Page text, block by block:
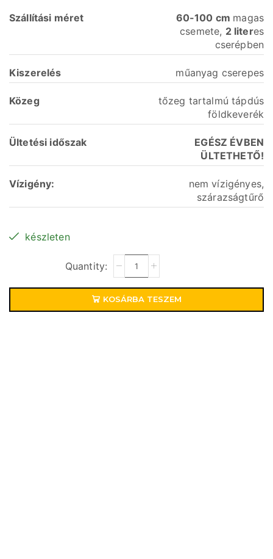
Szállítási méret 60-100 cm magas
csemete, 2 literes
cserépben
Kiszerelés műanyag cserepes
Közeg
tőzeg tartalmú tápdús
földkeverék
Ültetési időszak
EGÉSZ ÉVBEN
ÜLTETHETŐ!
Vízigény:
nem vízigényes,
szárazságtűrő
készleten
KOSÁRBA TESZEM